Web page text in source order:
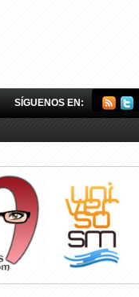
SÍGUENOS EN: